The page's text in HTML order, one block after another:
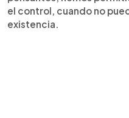
el control, cuando no
existencia.